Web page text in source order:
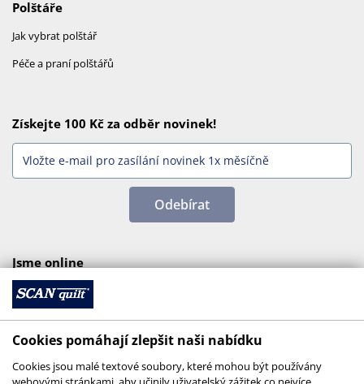
Polštáře
Jak vybrat polštář
Péče a praní polštářů
Získejte 100 Kč za odběr novinek!
Odebírat
Jsme online
Cookies pomáhají zlepšit naši nabídku
Cookies jsou malé textové soubory, které mohou být používány